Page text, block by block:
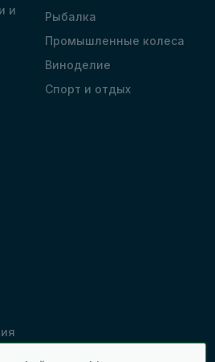
и
Рыбалка
Промышленные колеса
Виноделие
Спорт и отдых